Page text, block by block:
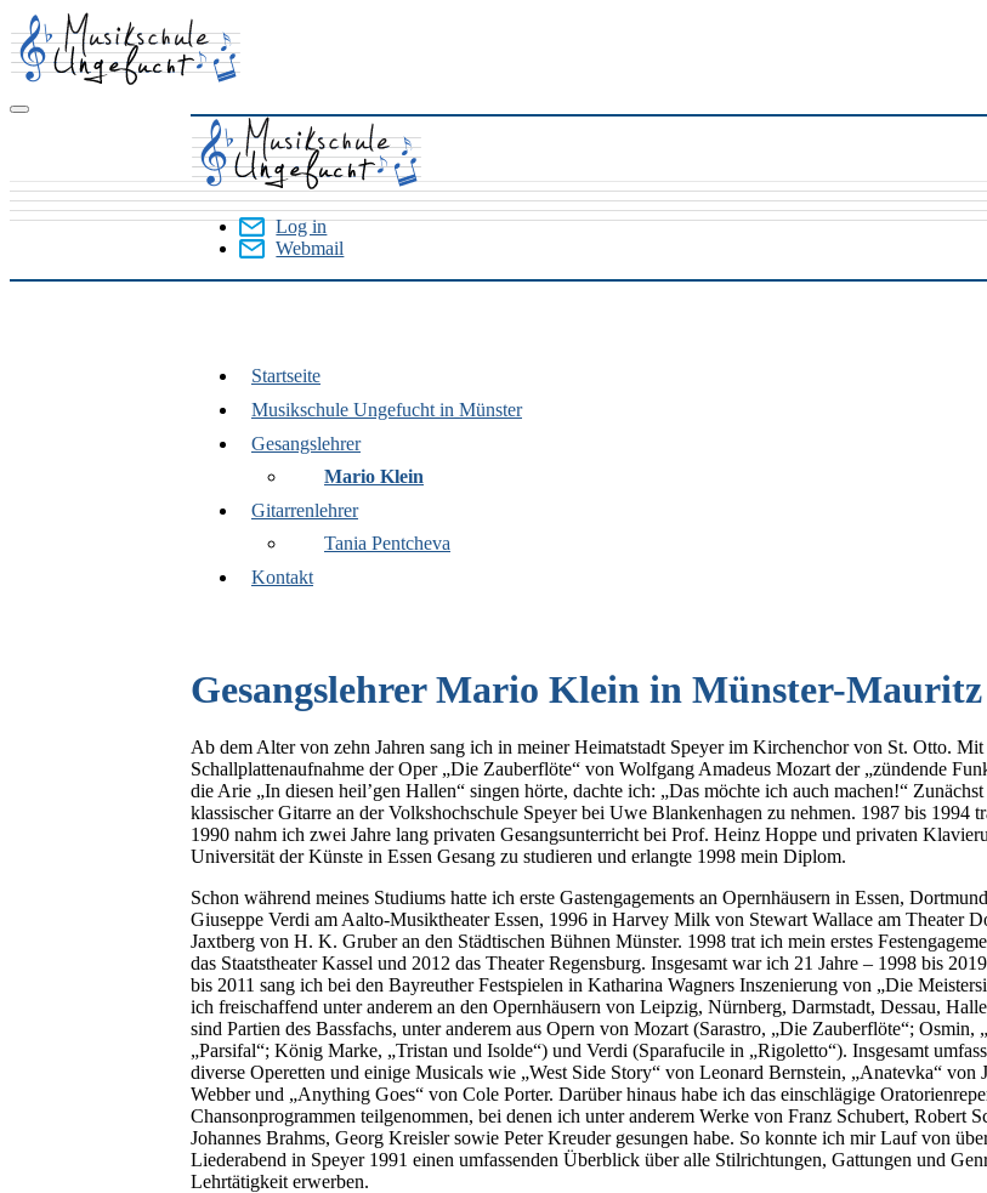
Skip
to
main
content
User
Menu
Log in
Webmail
Münster
Startseite
Musikschule Ungefucht in Münster
Gesangslehrer
Mario Klein
Gitarrenlehrer
Tania Pentcheva
Kontakt
Gesangslehrer Mario Klein in Münster-Mauritz
Ab dem Alter von zehn Jahren sang ich in meiner Heimatstadt Speyer im Kirchenchor von St. Otto.
Schallplattenaufnahme der Oper „Die Zauberflöte“ von Wolfgang Amadeus Mozart der „zündende
die Arie „In diesen heil’gen Hallen“ singen hörte, dachte ich: „Das möchte ich auch machen!“
klassischer Gitarre an der Volkshochschule Speyer bei Uwe Blankenhagen zu nehmen. 1987 bis 1994
1990 nahm ich zwei Jahre lang privaten Gesangsunterricht bei Prof. Heinz Hoppe und privaten
Universität der Künste in Essen Gesang zu studieren und erlangte 1998 mein Diplom.
Schon während meines Studiums hatte ich erste Gastengagements an Opernhäusern in Essen,
Giuseppe Verdi am Aalto-Musiktheater Essen, 1996 in Harvey Milk von Stewart Wallace am Theater
Jaxtberg von H. K. Gruber an den Städtischen Bühnen Münster. 1998 trat ich mein erstes
das Staatstheater Kassel und 2012 das Theater Regensburg. Insgesamt war ich 21 Jahre – 1998 bis
bis 2011 sang ich bei den Bayreuther Festspielen in Katharina Wagners Inszenierung von „Die
ich freischaffend unter anderem an den Opernhäusern von Leipzig, Nürnberg, Darmstadt, Dessau,
sind Partien des Bassfachs, unter anderem aus Opern von Mozart (Sarastro, „Die Zauberflöte“;
„Parsifal“; König Marke, „Tristan und Isolde“) und Verdi (Sparafucile in „Rigoletto“). Insgesamt
diverse Operetten und einige Musicals wie „West Side Story“ von Leonard Bernstein, „Anatevka“
Webber und „Anything Goes“ von Cole Porter. Darüber hinaus habe ich das einschlägige
Chansonprogrammen teilgenommen, bei denen ich unter anderem Werke von Franz Schubert, Robert
Johannes Brahms, Georg Kreisler sowie Peter Kreuder gesungen habe. So konnte ich mir Lauf von
Liederabend in Speyer 1991 einen umfassenden Überblick über alle Stilrichtungen, Gattungen und
Lehrtätigkeit erwerben.